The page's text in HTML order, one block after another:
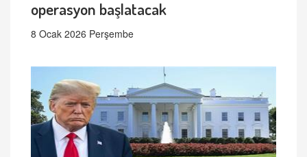
operasyon başlatacak
8 Ocak 2026 Perşembe